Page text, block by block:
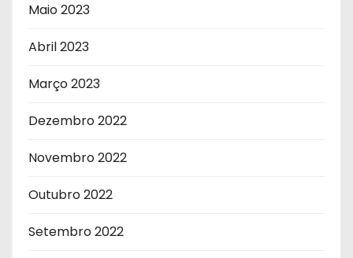
Maio 2023
Abril 2023
Março 2023
Dezembro 2022
Novembro 2022
Outubro 2022
Setembro 2022